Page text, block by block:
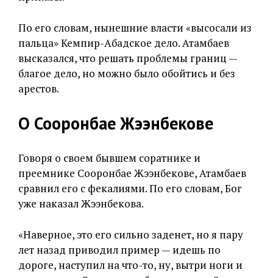
По его словам, нынешние власти «высосали из
пальца» Кемпир-Абадское дело. Атамбаев
высказался, что решать проблемы границ —
благое дело, но можно было обойтись и без
арестов.
О Сооронбае Жээнбекове
Говоря о своем бывшем соратнике и
преемнике Сооронбае Жээнбекове, Атамбаев
сравнил его с фекалиями. По его словам, Бог
уже наказал Жээнбекова.
«Наверное, это его сильно заденет, но я пару
лет назад приводил пример — идешь по
дороге, наступил на что-то, ну, вытри ноги и